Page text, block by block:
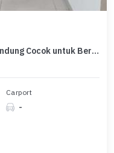
Gedung Serbaguna di Jalan Bkr Bandung Cocok untuk Berbagai Jenis Usaha
Carport
-